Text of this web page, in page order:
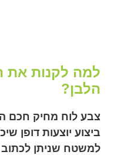
למה לקנות את
הלבן?
צבע לוח מחיק חכם
ביצוע יוצעות דופן
למשטח שניתן לכתוב